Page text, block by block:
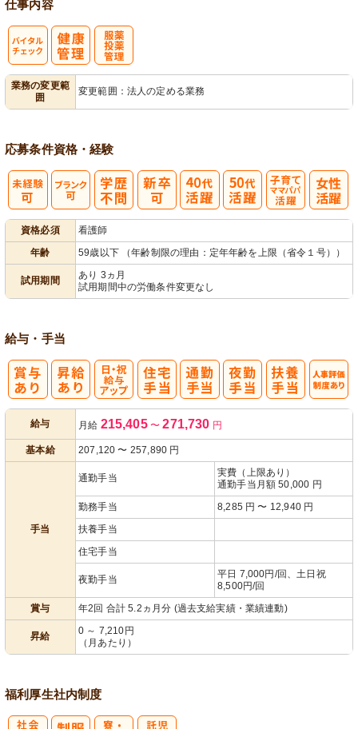
仕事内容
業務の変更範
囲
変更範囲：法人の定める業務
応募条件資格・経験
資格必須
看護師
年齢
59歳以下 （年齢制限の理由：定年年齢を上限（省令１号））
試用期間
あり 3ヵ月
試用期間中の労働条件変更なし
給与・手当
給与 月給 215,405 〜 271,730 円
基本給 207,120 〜 257,890 円
手当
通勤手当
実費（上限あり）
通勤手当月額 50,000 円
勤務手当
8,285 円 〜 12,940 円
扶養手当
住宅手当
夜勤手当
平日 7,000円/回、土日祝
8,500円/回
賞与
年2回 合計 5.2ヵ月分 (過去支給実績・業績連動)
昇給
0 ～ 7,210円
（月あたり）
福利厚生社内制度